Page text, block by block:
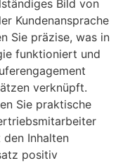
Bild von
Kundenansprache
Sie präzise, was in
funktioniert und
verknüpft.
Sie praktische
Inhalten
positiv